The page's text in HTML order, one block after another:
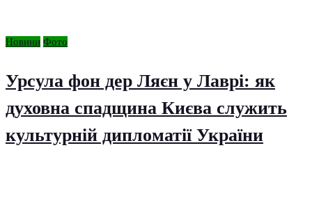
Новини Фото
Урсула фон дер Ляєн у Лаврі: як
духовна спадщина Києва служить
культурній дипломатії України